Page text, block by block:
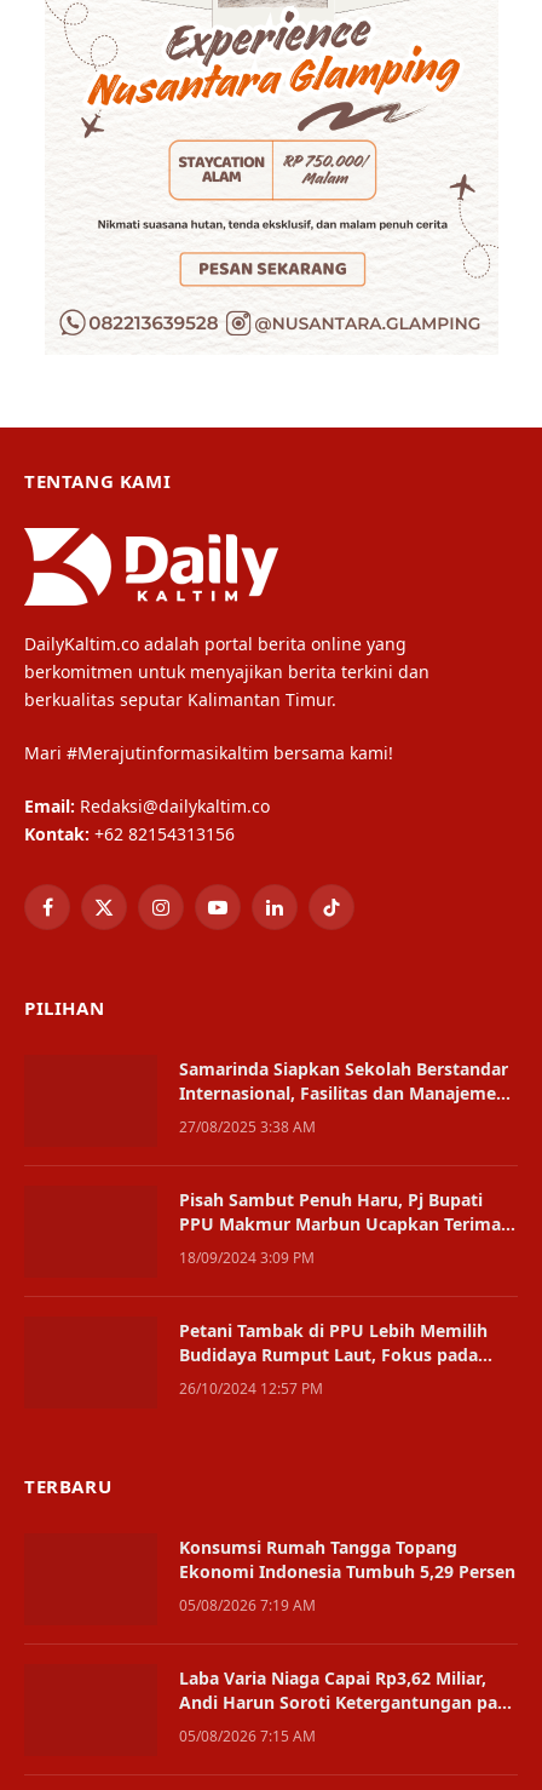
TENTANG KAMI
DailyKaltim.co adalah portal berita online yang
berkomitmen untuk menyajikan berita terkini dan
berkualitas seputar Kalimantan Timur.
Mari #Merajutinformasikaltim bersama kami!
Email: Redaksi@dailykaltim.co
Kontak: +62 82154313156
Facebook
X
InstagramYouTubeLinkedInTikTok
PILIHAN
Samarinda Siapkan Sekolah Berstandar
Internasional, Fasilitas dan Manajemen
Diperkuat
27/08/2025 3:38 AM
Pisah Sambut Penuh Haru, Pj Bupati
PPU Makmur Marbun Ucapkan Terima
Kasih
18/09/2024 3:09 PM
Petani Tambak di PPU Lebih Memilih
Budidaya Rumput Laut, Fokus pada
Produksi yang Stabil
26/10/2024 12:57 PM
TERBARU
Konsumsi Rumah Tangga Topang
Ekonomi Indonesia Tumbuh 5,29 Persen
05/08/2026 7:19 AM
Laba Varia Niaga Capai Rp3,62 Miliar,
Andi Harun Soroti Ketergantungan pada
Satu Bisnis
05/08/2026 7:15 AM